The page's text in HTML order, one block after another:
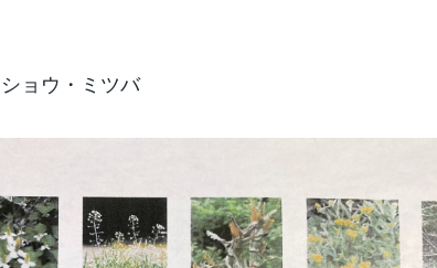
ョウ・ミツバ